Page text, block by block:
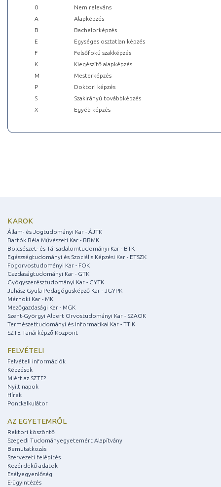
0
Nem releváns
A
Alapképzés
B
Bachelorképzés
E
Egységes osztatlan képzés
F
Felsőfokú szakképzés
K
Kiegészítő alapképzés
M
Mesterképzés
P
Doktori képzés
S
Szakirányú továbbképzés
X
Egyéb képzés
KAROK
Állam- és Jogtudományi Kar - ÁJTK
Bartók Béla Művészeti Kar - BBMK
Bölcsészet- és Társadalomtudományi Kar - BTK
Egészségtudományi és Szociális Képzési Kar - ETSZK
Fogorvostudományi Kar - FOK
Gazdaságtudományi Kar - GTK
Gyógyszerésztudományi Kar - GYTK
Juhász Gyula Pedagógusképző Kar - JGYPK
Mérnöki Kar - MK
Mezőgazdasági Kar - MGK
Szent-Györgyi Albert Orvostudományi Kar - SZAOK
Természettudományi és Informatikai Kar - TTIK
SZTE Tanárképző Központ
FELVÉTELI
Felvételi információk
Képzések
Miért az SZTE?
Nyílt napok
Hírek
Pontkalkulátor
AZ EGYETEMRŐL
Rektori köszöntő
Szegedi Tudományegyetemért Alapítvány
Bemutatkozás
Szervezeti felépítés
Közérdekű adatok
Esélyegyenlőség
E-ügyintézés